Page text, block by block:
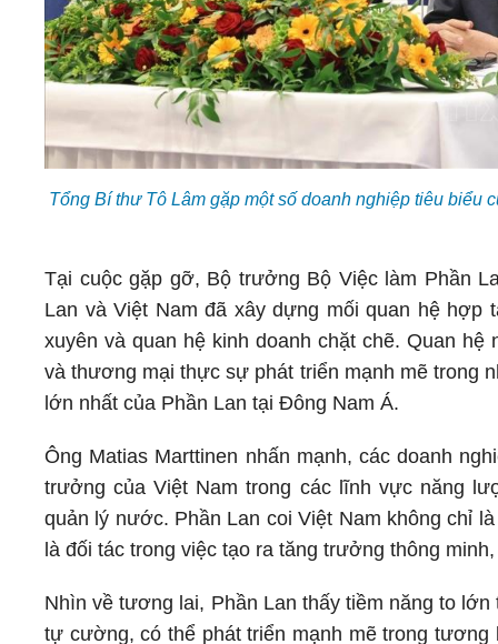
Tổng Bí thư Tô Lâm gặp một số doanh nghiệp tiêu biểu
Tại cuộc gặp gỡ, Bộ trưởng Bộ Việc làm Phần
Lan và Việt Nam đã xây dựng mối quan hệ
xuyên và quan hệ kinh doanh chặt chẽ. Quan
và thương mại thực sự phát triển mạnh mẽ trong
lớn nhất của Phần Lan tại Đông Nam Á.
Ông Matias Marttinen nhấn mạnh, các doanh
trưởng của Việt Nam trong các lĩnh vực năng
quản lý nước. Phần Lan coi Việt Nam không chỉ
là đối tác trong việc tạo ra tăng trưởng thông
Nhìn về tương lai, Phần Lan thấy tiềm năng to
tự cường, có thể phát triển mạnh mẽ trong